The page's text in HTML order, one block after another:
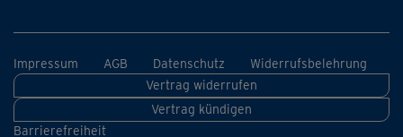
Impressum AGB Datenschutz
Widerrufsbelehrung
Vertrag widerrufen
Vertrag kündigen
Barrierefreiheit